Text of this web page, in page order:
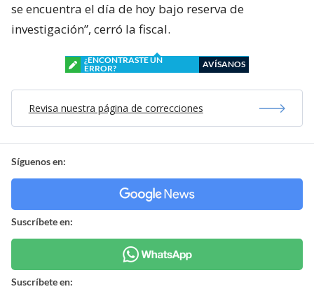
se encuentra el día de hoy bajo reserva de
investigación”, cerró la fiscal.
¿ENCONTRASTE UN
ERROR?
AVÍSANOS
Revisa nuestra página de correcciones
Síguenos en:
Suscríbete en:
Suscríbete en: